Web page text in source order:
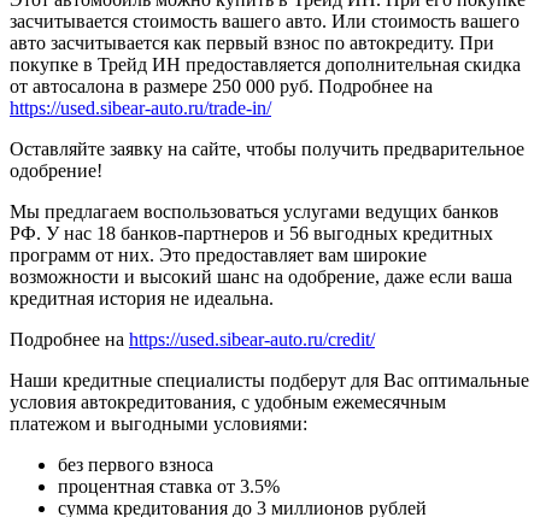
засчитывается стоимость вашего авто. Или стоимость вашего
авто засчитывается как первый взнос по автокредиту. При
покупке в Трейд ИН предоставляется дополнительная скидка
от автосалона в размере 250 000 руб. Подробнее на
https://used.sibear-auto.ru/trade-in/
Оставляйте заявку на сайте, чтобы получить предварительное
одобрение!
Мы предлагаем воспользоваться услугами ведущих банков
РФ. У нас 18 банков-партнеров и 56 выгодных кредитных
программ от них. Это предоставляет вам широкие
возможности и высокий шанс на одобрение, даже если ваша
кредитная история не идеальна.
Подробнее на https://used.sibear-auto.ru/credit/
Наши кредитные специалисты подберут для Вас оптимальные
условия автокредитования, с удобным ежемесячным
платежом и выгодными условиями:
без первого взноса
процентная ставка от 3.5%
сумма кредитования до 3 миллионов рублей